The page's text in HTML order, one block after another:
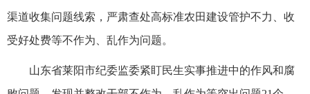
渠道收集问题线索，严肃查处高标准农田建设管护不力、收
受好处费等不作为、乱作为问题。
山东省莱阳市纪委监委紧盯民生实事推进中的作风和腐